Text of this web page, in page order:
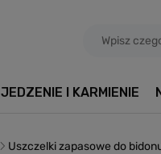
JEDZENIE I KARMIENIE
Uszczelki zapasowe do